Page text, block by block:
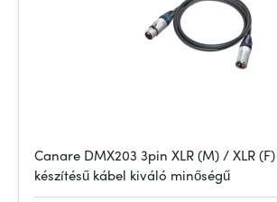
Canare DMX203 3pin XLR (M) / XLR
készítésű kábel kiváló minőségű